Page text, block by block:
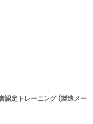
認定トレーニング (製造メー